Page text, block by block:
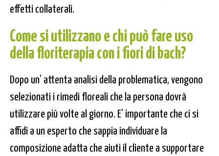
effetti collaterali.
Come si utilizzano e chi può fare uso
dellafloriterapiacon ifiori di bach?
Dopo un’ attenta analisi della problematica, vengono
selezionati i rimedi floreali che la persona dovrà
utilizzare più volte al giorno. E’ importante che ci si
affidi a un esperto che sappia individuare la
composizione adatta che aiuti il cliente a supportare